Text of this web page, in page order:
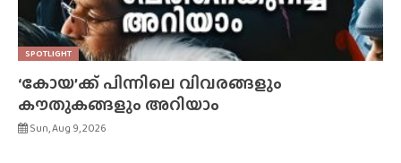
SPOTLIGHT
‘കോയ’ക്ക് പിന്നിലെ വിവരങ്ങളും
കൗതുകങ്ങളും അറിയാം
Sun, Aug 9, 2026